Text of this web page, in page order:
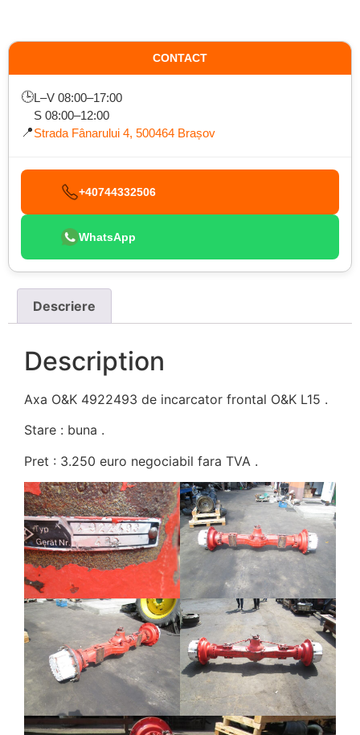
CONTACT
🕒L–V 08:00–17:00
S 08:00–12:00
📍Strada Fânarului 4, 500464 Brașov
+40744332506
WhatsApp
Descriere
Description
Axa O&K 4922493 de incarcator frontal O&K L15 .
Stare : buna .
Pret : 3.250 euro negociabil fara TVA .